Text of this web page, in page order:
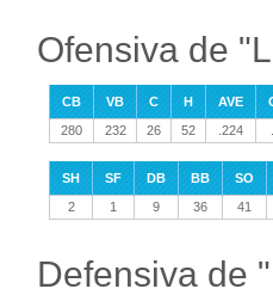
Ofensiva de
CB VB C H AVE
280
232 26 52 .224
SH SF DB BB
SO
2
1 9 36 41
Defensiva de